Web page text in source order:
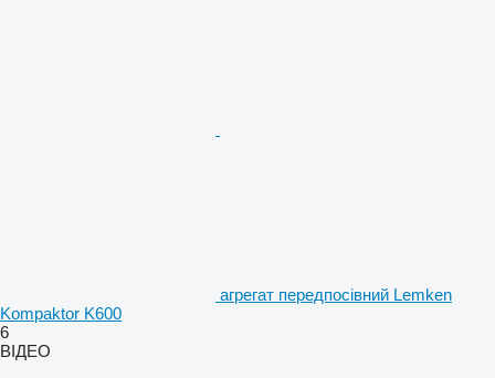
агрегат передпосівний Lemken
Kompaktor K600
6
ВІДЕО